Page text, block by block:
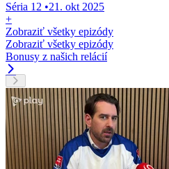
Séria 12 •21. okt 2025
+
Zobraziť všetky epizódy
Zobraziť všetky epizódy
Bonusy z našich relácií